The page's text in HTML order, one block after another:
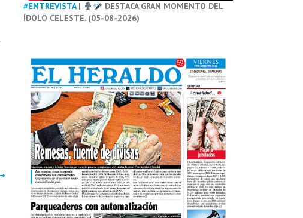
#ENTREVISTA|
DESTACA GRAN MOMENTO DEL
ÍDOLO CELESTE. (05-08-2026)